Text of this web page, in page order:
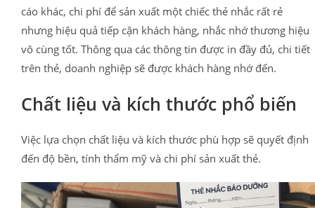
cáo khác, chi phí để sản xuất một chiếc thẻ nhắc rất rẻ
nhưng hiệu quả tiếp cận khách hàng, nhắc nhớ thương hiệu
vô cùng tốt. Thông qua các thông tin được in đầy đủ, chi tiết
trên thẻ, doanh nghiệp sẽ được khách hàng nhớ đến.
Chất liệu và kích thước phổ biến
Việc lựa chọn chất liệu và kích thước phù hợp sẽ quyết định
đến độ bền, tính thẩm mỹ và chi phí sản xuất thẻ.